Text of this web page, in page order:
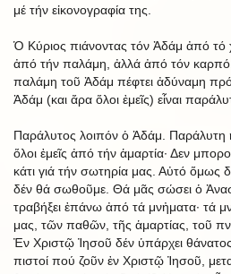
μέ τήν εἰκονογραφία της.
Ὁ Κύριος πιάνοντας τόν Ἀδάμ ἀπό τό
ἀπό τήν παλάμη, ἀλλά ἀπό τόν καρπό.
παλάμη τοῦ Ἀδάμ πέφτει ἀδύναμη
Ἀδάμ (και ἄρα ὅλοι ἐμεῖς) εἶναι
Παράλυτος λοιπόν ὁ Ἀδάμ. Παράλυτη
ὅλοι ἐμεῖς ἀπό τήν ἁμαρτία· Δεν
κάτι γιά τήν σωτηρία μας. Αὐτό ὅμως
δέν θά σωθοῦμε. Θά μᾶς σώσει ὁ
τραβήξει ἐπάνω ἀπό τά μνἠματα· τά
μας, τῶν παθῶν, τῆς ἁμαρτίας, τοῦ
Ἐν Χριστῷ Ἰησοῦ δέν ὑπάρχει
πιστοί πού ζοῦν ἐν Χριστῷ Ἰησοῦ,